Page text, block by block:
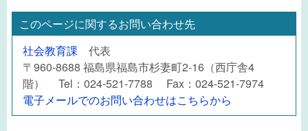
このページに関するお問い合わせ先
社会教育課 代表
〒960-8688 福島県福島市杉妻町2-16（西庁舎4
階） Tel：024-521-7788 Fax：024-521-7974
電子メールでのお問い合わせはこちらから